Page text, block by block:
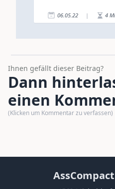
06.05.22 | 4
Ihnen gefällt dieser Beitrag?
Dann
einen
(Klicken um Kommentar zu verfassen)